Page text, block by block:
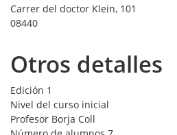
Carrer del doctor Klein, 101
08440
Otros detalles
Edición 1
Nivel del curso inicial
Profesor Borja Coll